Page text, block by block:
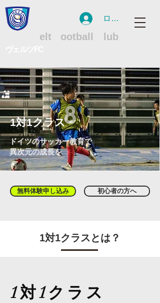
ログイン
elt ootball lub
1対1クラス
ドイツのサッカー教育で
異次元の成長を
無料体験申し込み 初心者の方へ
1対1クラスとは？
1対1クラス